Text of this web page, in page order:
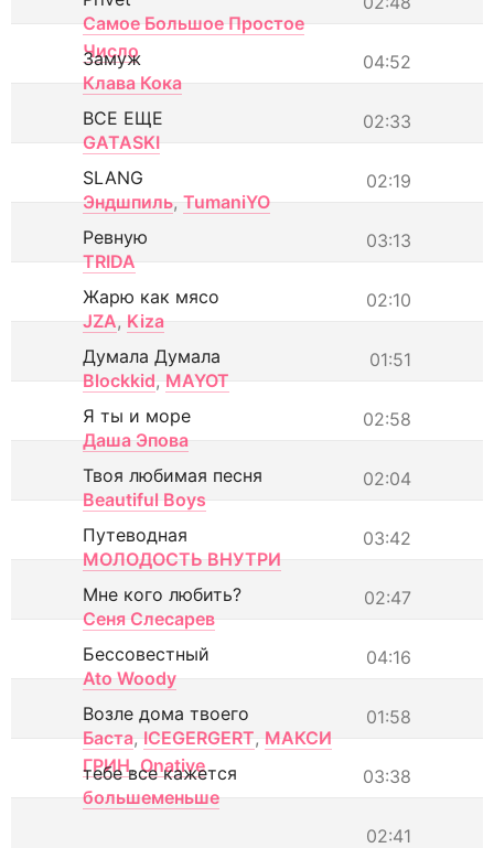
Самое Большое Простое
Число
04:52
Замуж
Клава Кока
02:33
ВСЕ ЕЩЕ
GATASKI
02:19
SLANG
Эндшпиль, TumaniYO
03:13
Ревную
TRIDA
02:10
Жарю как мясо
JZA, Kiza
01:51
Думала Думала
Blockkid, MAYOT
02:58
Я ты и море
Даша Эпова
02:04
Твоя любимая песня
Beautiful Boys
03:42
Путеводная
МОЛОДОСТЬ ВНУТРИ
02:47
Мне кого любить?
Сеня Слесарев
04:16
Бессовестный
Ato Woody
01:58
Возле дома твоего
Баста, ICEGERGERT, МАКСИ
ГРИН, Onative 03:38
тебе все кажется
большеменьше
02:41